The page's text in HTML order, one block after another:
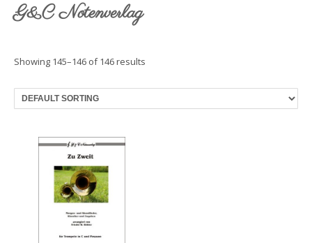
G&C Notenverlag
Showing 145–146 of 146 results